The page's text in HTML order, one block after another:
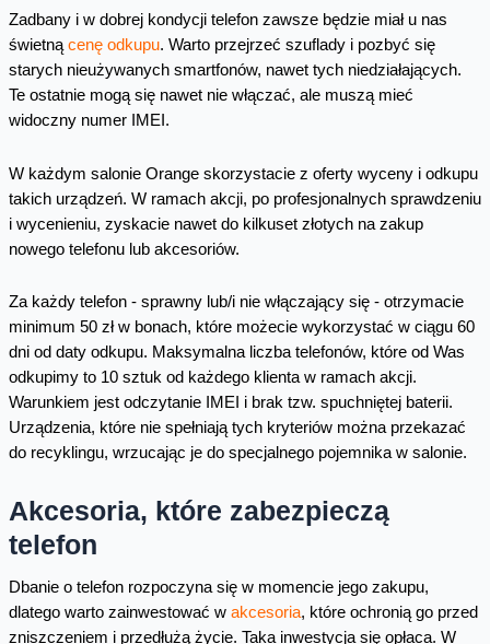
Zadbany i w dobrej kondycji telefon zawsze będzie miał u nas
świetnącenę odkupu. Warto przejrzeć szuflady i pozbyć się
starych nieużywanych smartfonów, nawet tych niedziałających.
Te ostatnie mogą się nawet nie włączać, ale muszą mieć
widoczny numer IMEI.
W każdym salonie Orange skorzystacie z oferty wyceny i odkupu
takich urządzeń. W ramach akcji, po profesjonalnych sprawdzeniu
i wycenieniu, zyskacie nawet do kilkuset złotych na zakup
nowego telefonu lub akcesoriów.
Za każdy telefon - sprawny lub/i nie włączający się - otrzymacie
minimum 50 zł w bonach, które możecie wykorzystać w ciągu 60
dni od daty odkupu. Maksymalna liczba telefonów, które od Was
odkupimy to 10 sztuk od każdego klienta w ramach akcji.
Warunkiem jest odczytanie IMEI i brak tzw. spuchniętej baterii.
Urządzenia, które nie spełniają tych kryteriów można przekazać
do recyklingu, wrzucając je do specjalnego pojemnika w salonie.
Akcesoria, które zabezpieczą
telefon
Dbanie o telefon rozpoczyna się w momencie jego zakupu,
dlatego warto zainwestować w akcesoria, które ochronią go przed
zniszczeniem i przedłużą życie. Taka inwestycja się opłaca. W